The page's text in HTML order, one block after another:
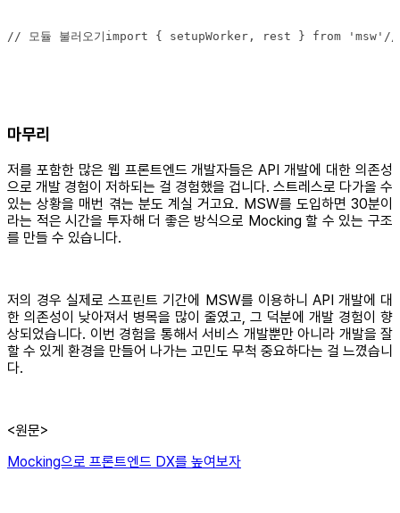
// 모듈 불러오기import { setupWorker, rest } from
마무리
저를 포함한 많은 웹 프론트엔드 개발자들은 API 개발에 대한 의존성
으로 개발 경험이 저하되는 걸 경험했을 겁니다. 스트레스로 다가올 수
있는 상황을 매번 겪는 분도 계실 거고요. MSW를 도입하면 30분이
라는 적은 시간을 투자해 더 좋은 방식으로 Mocking 할 수 있는 구조
를 만들 수 있습니다.
저의 경우 실제로 스프린트 기간에 MSW를 이용하니 API 개발에 대
한 의존성이 낮아져서 병목을 많이 줄였고, 그 덕분에 개발 경험이 향
상되었습니다. 이번 경험을 통해서 서비스 개발뿐만 아니라 개발을 잘
할 수 있게 환경을 만들어 나가는 고민도 무척 중요하다는 걸 느꼈습니
다.
<원문>
Mocking으로 프론트엔드 DX를 높여보자